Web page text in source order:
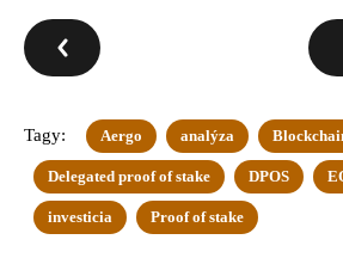
Tagy: Aergo analýza
Delegated proof of stake DPOS
investicia Proof of stake